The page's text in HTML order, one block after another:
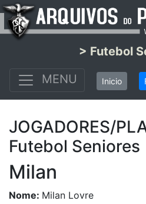
> Futebol
MENU
Inicio
JOGADORES/
Futebol Seniores
Milan
Nome: Milan Lovre